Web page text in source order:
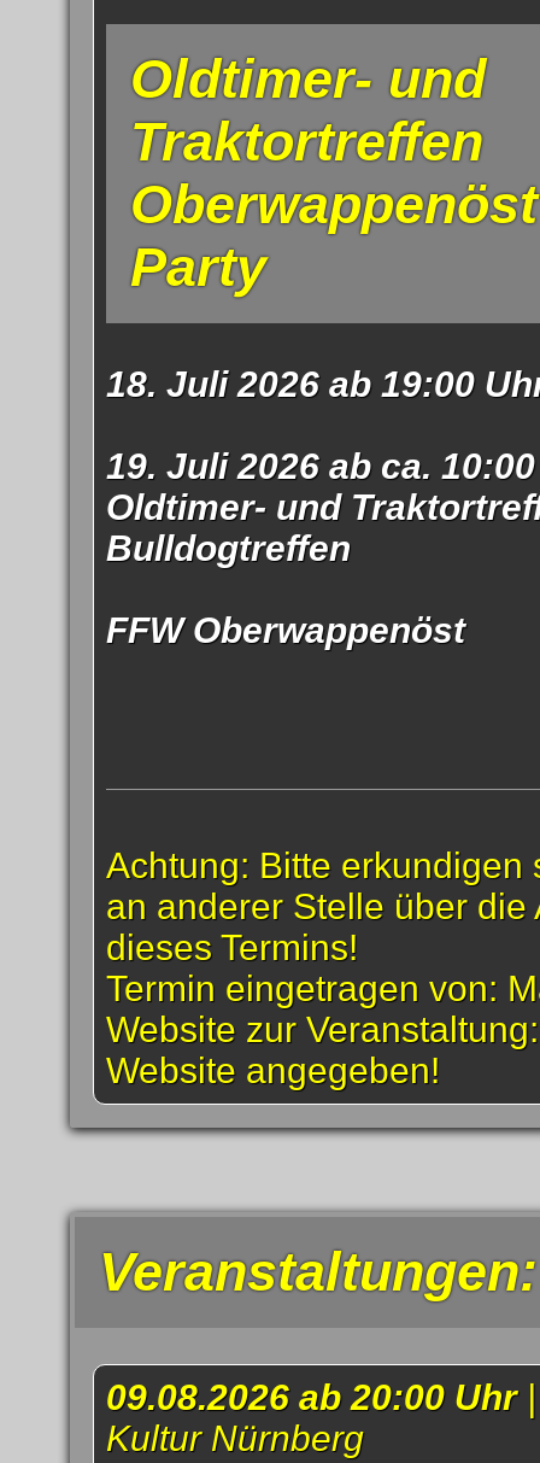
Oldtimer- und
Traktortreffen
Party
18. Juli 2026 ab 19:00
19. Juli 2026 ab ca.
Oldtimer- und
Bulldogtreffen
FFW Oberwappenöst
Achtung: Bitte erkundigen
an anderer Stelle über die
dieses Termins!
Termin eingetragen von:
Website zur
Website angegeben!
Veranstaltungen:
09.08.2026 ab 20:00 Uhr
Kultur Nürnberg